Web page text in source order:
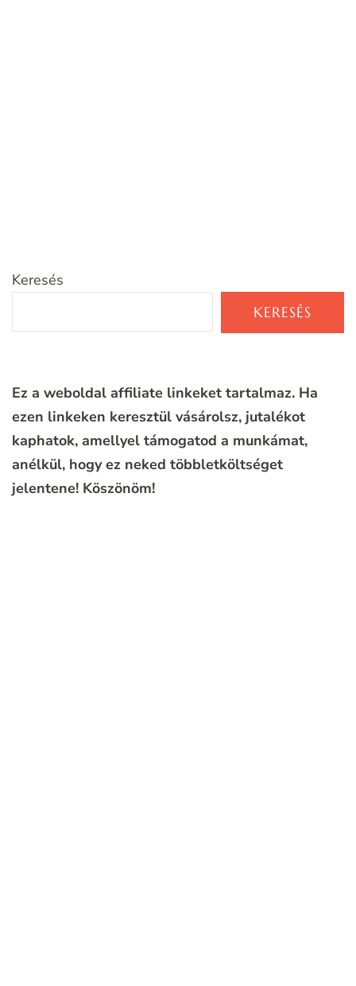
Keresés
KERESÉS
Ez a weboldal affiliate linkeket tartalmaz. Ha
ezen linkeken keresztül vásárolsz, jutalékot
kaphatok, amellyel támogatod a munkámat,
anélkül, hogy ez neked többletköltséget
jelentene! Köszönöm!